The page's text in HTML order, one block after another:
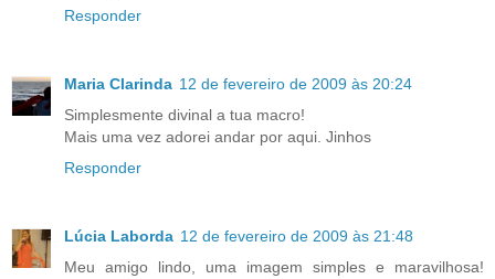
Responder
Maria Clarinda 12 de fevereiro de 2009 às 20:24
Simplesmente divinal a tua macro!
Mais uma vez adorei andar por aqui. Jinhos
Responder
Lúcia Laborda 12 de fevereiro de 2009 às 21:48
Meu amigo lindo, uma imagem simples e maravilhosa!